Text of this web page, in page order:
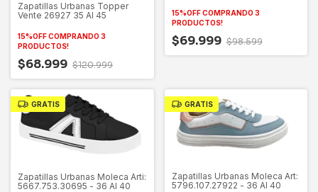
Zapatillas Urbanas Topper
Vente 26927 35 Al 45
15%OFF COMPRANDO 3
PRODUCTOS!
$68.999 $120.999
15%OFF COMPRANDO 3
PRODUCTOS!
$69.999 $98.599
GRATIS
Zapatillas Urbanas Moleca Arti:
5667.753.30695 - 36 Al 40
GRATIS
Zapatillas Urbanas Moleca Art:
5796.107.27922 - 36 Al 40